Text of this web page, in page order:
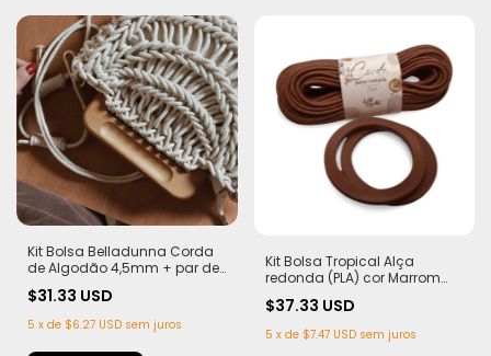
Kit Bolsa Belladunna Corda
de Algodão 4,5mm + par de
$31.33 USD
5 x de $6.27 USD sem juros
Kit Bolsa Tropical Alça
redonda (PLA) cor Marrom
$37.33 USD
5 x de $7.47 USD sem juros